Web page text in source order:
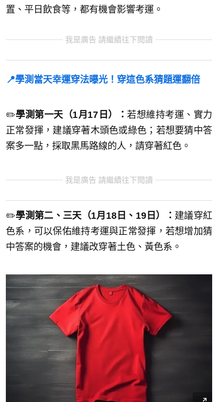
置、平日飲食等，都有機會影響考運。
我是廣告 請繼續往下閱讀
📍學測當天幸運穿法曝光！穿這色系猜題運翻倍
✏️學測第一天（1月17日）：若想維持考運、實力
正常發揮，建議穿著木頭色或綠色；若想要猜中答
案多一點，採取黑馬路線的人，請穿著紅色。
我是廣告 請繼續往下閱讀
✏️學測第二、三天（1月18日、19日）： 建議穿紅
色系，可以保佑維持考運與正常發揮，若想增加猜
中答案的機會，建議改穿著土色、黃色系。